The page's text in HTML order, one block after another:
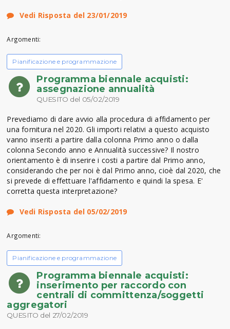
Vedi Risposta del 23/01/2019
Argomenti:
Pianificazione e programmazione
Programma biennale acquisti:
assegnazione annualità
QUESITO del 05/02/2019
Prevediamo di dare avvio alla procedura di affidamento per
una fornitura nel 2020. Gli importi relativi a questo acquisto
vanno inseriti a partire dalla colonna Primo anno o dalla
colonna Secondo anno e Annualità successive? Il nostro
orientamento è di inserire i costi a partire dal Primo anno,
considerando che per noi è dal Primo anno, cioè dal 2020, che
si prevede di effettuare l'affidamento e quindi la spesa. E'
corretta questa interpretazione?
Vedi Risposta del 05/02/2019
Argomenti:
Pianificazione e programmazione
Programma biennale acquisti:
inserimento per raccordo con
centrali di committenza/soggetti
aggregatori
QUESITO del 27/02/2019